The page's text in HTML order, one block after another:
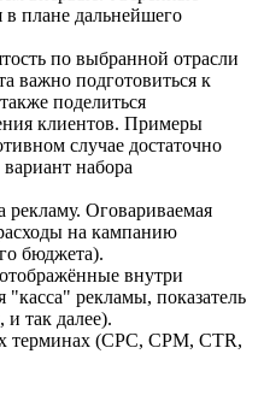
плане дальнейшего
по выбранной отрасли
важно подготовиться к
поделиться
клиентов. Примеры
случае достаточно
набора
Оговариваемая
на кампанию
бюджета).
внутри
рекламы, показатель
так далее).
(CPC, CPM, CTR,